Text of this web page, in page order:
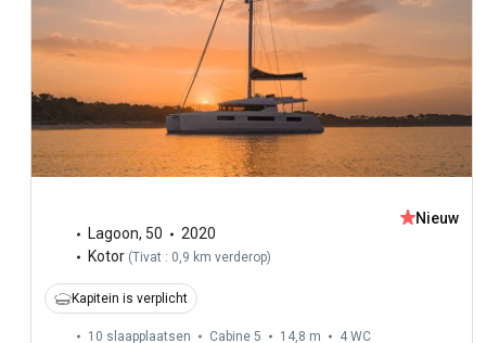
Lagoon, 50
2020
Kotor (Tivat : 0,9 km verderop)
Nieuw
Kapitein is verplicht
10 slaapplaatsen Cabine 5 14,8 m 4 WC